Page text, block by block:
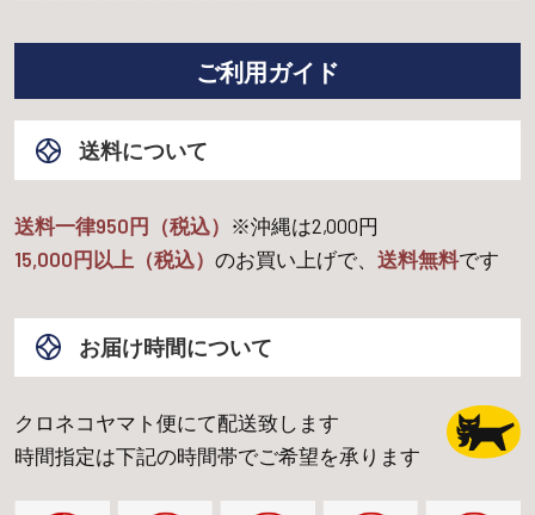
ご利用ガイド
送料について
送料一律950円（税込） ※沖縄は2,000円
15,000円以上（税込） のお買い上げで、 送料無料です
お届け時間について
クロネコヤマト便にて配送致します
時間指定は下記の時間帯でご希望を承ります